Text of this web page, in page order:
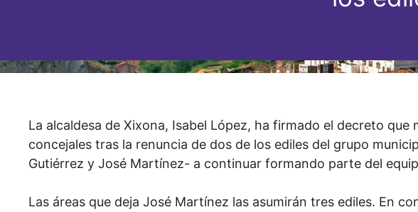
La alcaldesa de Xixona, Isabel López, ha firmado el decreto que
concejales tras la renuncia de dos de los ediles del grupo
Gutiérrez y José Martínez- a continuar formando parte del
Las áreas que deja José Martínez las asumirán tres ediles. En